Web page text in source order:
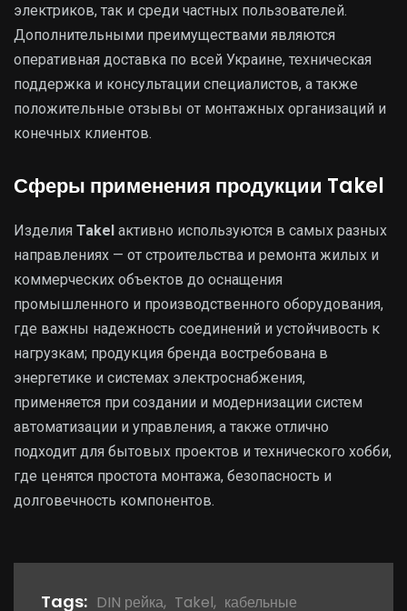
электриков, так и среди частных пользователей.
Дополнительными преимуществами являются
оперативная доставка по всей Украине, техническая
поддержка и консультации специалистов, а также
положительные отзывы от монтажных организаций и
конечных клиентов.
Сферы применения продукции Takel
Изделия Takel активно используются в самых разных
направлениях — от строительства и ремонта жилых и
коммерческих объектов до оснащения
промышленного и производственного оборудования,
где важны надежность соединений и устойчивость к
нагрузкам; продукция бренда востребована в
энергетике и системах электроснабжения,
применяется при создании и модернизации систем
автоматизации и управления, а также отлично
подходит для бытовых проектов и технического хобби,
где ценятся простота монтажа, безопасность и
долговечность компонентов.
Tags: DIN рейка, Takel, кабельные